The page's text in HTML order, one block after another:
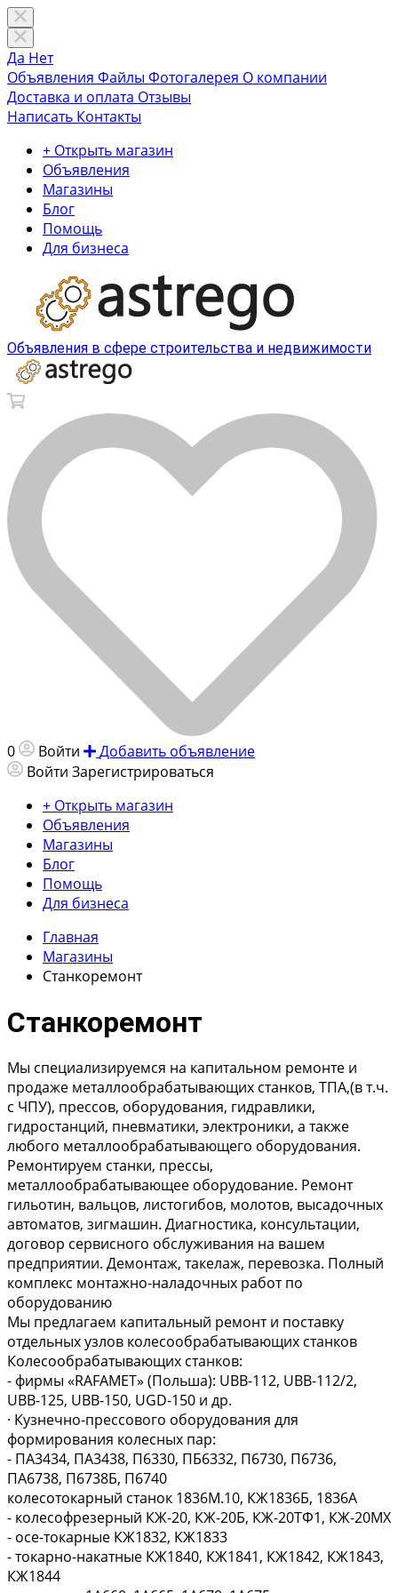
Да Нет
Объявления Файлы Фотогалерея О компании
Доставка и оплата Отзывы
Написать Контакты
+ Открыть магазин
Объявления
Магазины
Блог
Помощь
Для бизнеса
Объявления в сфере строительства и недвижимости
0 Войти
Добавить объявление
Войти Зарегистрироваться
+ Открыть магазин
Объявления
Магазины
Блог
Помощь
Для бизнеса
Главная
Магазины
Станкоремонт
Станкоремонт
Мы специализируемся на капитальном ремонте и
продаже металлообрабатывающих станков, ТПА,(в т.ч.
с ЧПУ), прессов, оборудования, гидравлики,
гидростанций, пневматики, электроники, а также
любого металлообрабатывающего оборудования.
Ремонтируем станки, прессы,
металлообрабатывающее оборудование. Ремонт
гильотин, вальцов, листогибов, молотов, высадочных
автоматов, зигмашин. Диагностика, консультации,
договор сервисного обслуживания на вашем
предприятии. Демонтаж, такелаж, перевозка. Полный
комплекс монтажно-наладочных работ по
оборудованию
Мы предлагаем капитальный ремонт и поставку
отдельных узлов колесообрабатывающих станков
Колесообрабатывающих станков:
- фирмы «RAFAMET» (Польша): UBB-112, UBB-112/2,
UBB-125, UBB-150, UGD-150 и др.
· Кузнечно-прессового оборудования для
формирования колесных пар:
- ПА3434, ПА3438, П6330, ПБ6332, П6730, П6736,
ПА6738, П6738Б, П6740
колесотокарный станок 1836М.10, КЖ1836Б, 1836А
- колесофрезерный КЖ-20, КЖ-20Б, КЖ-20ТФ1, КЖ-20МХ
- осе-токарные КЖ1832, КЖ1833
- токарно-накатные КЖ1840, КЖ1841, КЖ1842, КЖ1843,
КЖ1844